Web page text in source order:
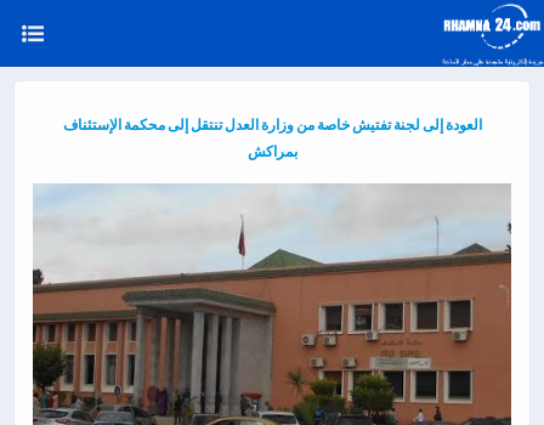
العودة إلى لجنة تفتيش خاصة من وزارة العدل تنتقل إلى محكمة الإستئناف
بمراكش